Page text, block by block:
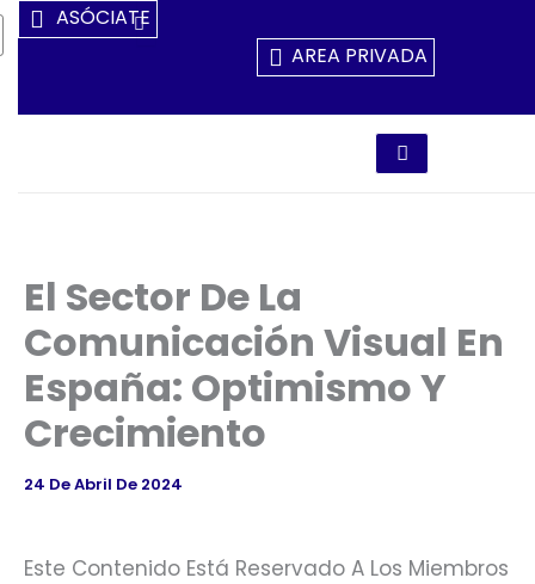
Ir
Al
ASÓCIATE
AREA PRIVADA
El Sector De La
Comunicación Visual En
España: Optimismo Y
Crecimiento
24 De Abril De 2024
Este Contenido Está Reservado A Los Miembros